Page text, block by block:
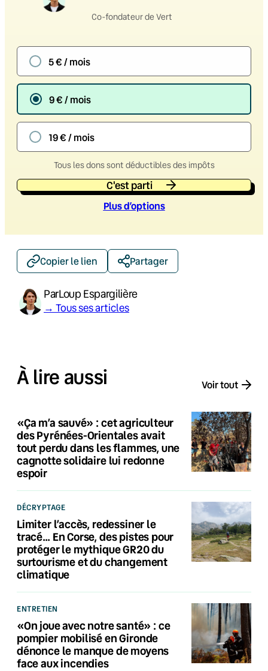
Co-fondateur de Vert
5 € / mois
9 € / mois
19 € / mois
Tous les dons sont déductibles des impôts
C'est parti
Plus d’options
Copier le lien Partager
ParLoup Espargilière
→ Tous ses articles
À lire aussi Voir tout
«Ça m’a sauvé» : cet agriculteur
des Pyrénées-Orientales avait
tout perdu dans les flammes, une
cagnotte solidaire lui redonne
espoir
DÉCRYPTAGE
Limiter l’accès, redessiner le
tracé… En Corse, des pistes pour
protéger le mythique GR20 du
surtourisme et du changement
climatique
ENTRETIEN
«On joue avec notre santé» : ce
pompier mobilisé en Gironde
dénonce le manque de moyens
face aux incendies